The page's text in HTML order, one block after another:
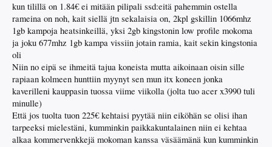
kun tilillä on 1.84€ ei mitään pilipali ssd:eitä pahemmin ostella
rameina on noh, kait siellä jtn sekalaisia on, 2kpl gskillin 1066mhz
1gb kampoja heatsinkeillä, yksi 2gb kingstonin low profile mokoma
ja joku 677mhz 1gb kampa vissiin jotain ramia, kait sekin kingstonia
oli
Niin no eipä se ihmeitä tajua koneista mutta aikoinaan oisin sille
rapiaan kolmeen hunttiin myynyt sen mun itx koneen jonka
kaverilleni kauppasin tuossa viime viikolla (jolta tuo acer x3990 tuli
minulle)
Että jos tuolta tuon 225€ kehtaisi pyytää niin eiköhän se olisi ihan
tarpeeksi mielestäni, kumminkin paikkakuntalainen niin ei kehtaa
alkaa kommervenkkejä mokoman kanssa väsäämänä kun kumminkin